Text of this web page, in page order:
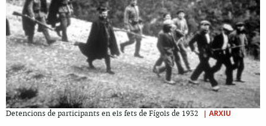
Detencions de participants en els fets de Fígols de 1932 | ARXIU